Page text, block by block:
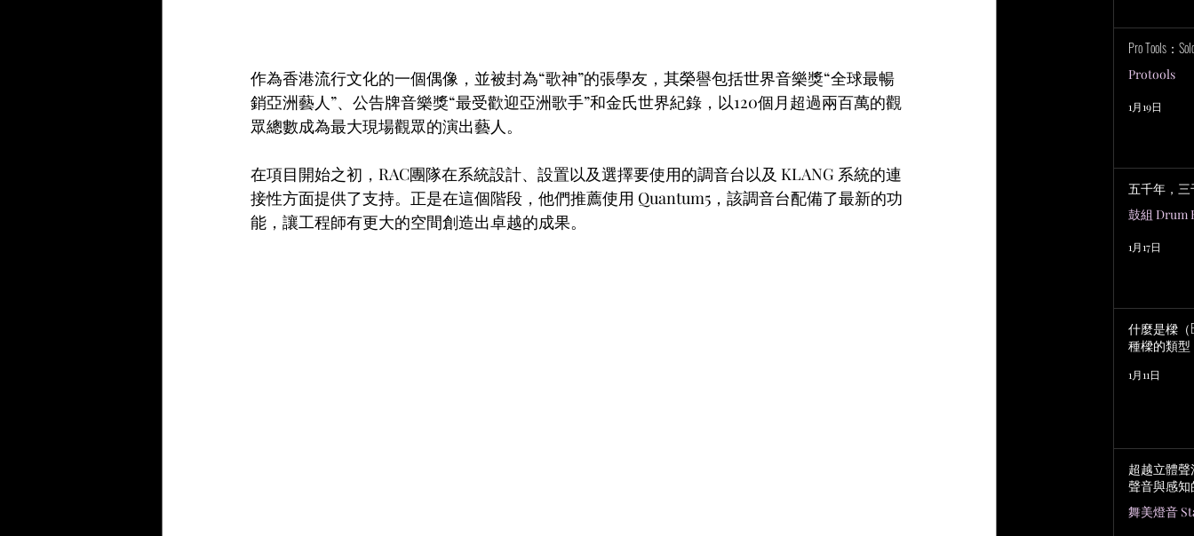
作為香港流行文化的一個偶像，並被封為“歌神”的張學友，其榮譽包括世界音樂獎“全球最暢
銷亞洲藝人”、公告牌音樂獎“最受歡迎亞洲歌手”和金氏世界紀錄，以120個月超過兩百萬的觀
眾總數成為最大現場觀眾的演出藝人。
在項目開始之初，RAC團隊在系統設計、設置以及選擇要使用的調音台以及 KLANG 系統的連
接性方面提供了支持。正是在這個階段，他們推薦使用 Quantum5，該調音台配備了最新的功
能，讓工程師有更大的空間創造出卓越的成果。
Pro Tools：
Protools
1月19日
五千年，
鼓組 Drum
1月17日
什麼是樑（
種樑的類型
1月11日
超越立體
聲音與感
舞美燈音